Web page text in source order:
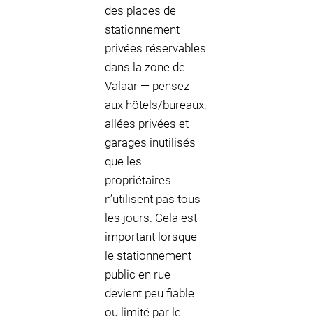
des places de
stationnement
privées réservables
dans la zone de
Valaar — pensez
aux hôtels/bureaux,
allées privées et
garages inutilisés
que les
propriétaires
n’utilisent pas tous
les jours. Cela est
important lorsque
le stationnement
public en rue
devient peu fiable
ou limité par le